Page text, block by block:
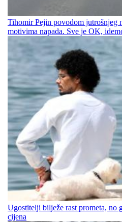
Tihomir Pejin povodom jutrošnjeg
motivima napada. Sve je OK,
Ugostitelji bilježe rast prometa, no
cijena